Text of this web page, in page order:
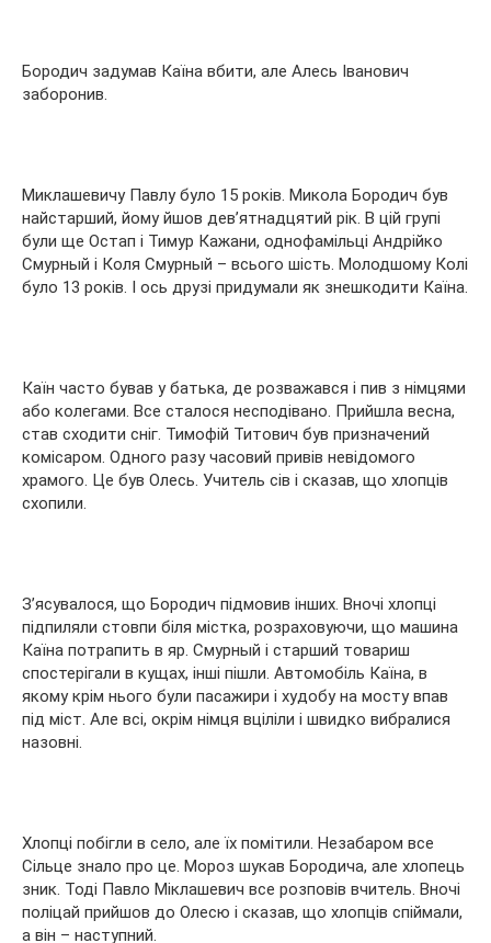
Бородич задумав Каїна вбити, але Алесь Іванович
заборонив.
Миклашевичу Павлу було 15 років. Микола Бородич був
найстарший, йому йшов дев’ятнадцятий рік. В цій групі
були ще Остап і Тимур Кажани, однофамільці Андрійко
Смурный і Коля Смурный – всього шість. Молодшому Колі
було 13 років. І ось друзі придумали як знешкодити Каїна.
Каїн часто бував у батька, де розважався і пив з німцями
або колегами. Все сталося несподівано. Прийшла весна,
став сходити сніг. Тимофій Титович був призначений
комісаром. Одного разу часовий привів невідомого
храмого. Це був Олесь. Учитель сів і сказав, що хлопців
схопили.
З’ясувалося, що Бородич підмовив інших. Вночі хлопці
підпиляли стовпи біля містка, розраховуючи, що машина
Каїна потрапить в яр. Смурный і старший товариш
спостерігали в кущах, інші пішли. Автомобіль Каїна, в
якому крім нього були пасажири і худобу на мосту впав
під міст. Але всі, окрім німця вціліли і швидко вибралися
назовні.
Хлопці побігли в село, але їх помітили. Незабаром все
Сільце знало про це. Мороз шукав Бородича, але хлопець
зник. Тоді Павло Міклашевич все розповів вчитель. Вночі
поліцай прийшов до Олесю і сказав, що хлопців спіймали,
а він – наступний.